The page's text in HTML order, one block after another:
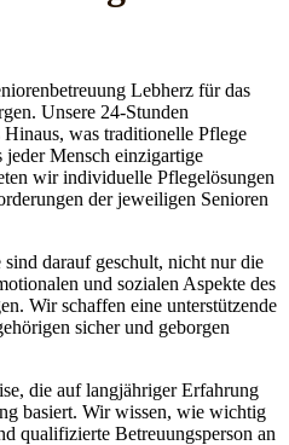
Lebherz für das
Unsere 24-Stunden
was traditionelle Pflege
jeder Mensch einzigartige
wir individuelle Pflegelösungen
der jeweiligen Senioren
darauf geschult, nicht nur die
und sozialen Aspekte des
Wir schaffen eine unterstützende
sicher und geborgen
die auf langjähriger Erfahrung
basiert. Wir wissen, wie wichtig
qualifizierte Betreuungsperson an